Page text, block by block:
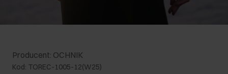
Producent: OCHNIK
Kod: TOREC-1005-12(W25)